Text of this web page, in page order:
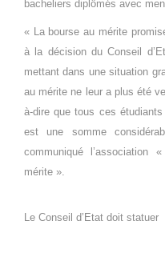
bacheliers diplômés avec
« La bourse au mérite
à la décision du Conseil
mettant dans une situation
au mérite ne leur a plus été
à-dire que tous ces
est une somme
communiqué
mérite ».
Le Conseil d’Etat doit statuer